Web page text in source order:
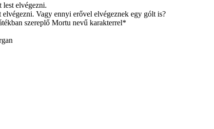
lest elvégezni.
Vagy ennyi erővel elvégeznek egy gólt is?
szereplő Mortu nevű karakterrel*